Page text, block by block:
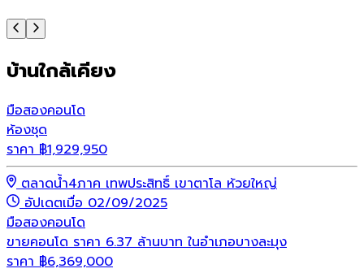
บ้านใกล้เคียง
มือสองคอนโด
ห้องชุด
ราคา ฿1,929,950
ตลาดน้ำ4ภาค เทพประสิทธิ์ เขาตาโล ห้วยใหญ่
อัปเดตเมื่อ 02/09/2025
มือสองคอนโด
ขายคอนโด ราคา 6.37 ล้านบาท ในอำเภอบางละมุง
ราคา ฿6,369,000